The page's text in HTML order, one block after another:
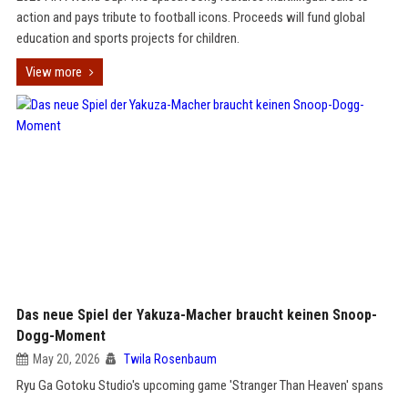
action and pays tribute to football icons. Proceeds will fund global
education and sports projects for children.
View more
Das neue Spiel der Yakuza-Macher braucht keinen Snoop-
Dogg-Moment
May 20, 2026 Twila Rosenbaum
Ryu Ga Gotoku Studio's upcoming game 'Stranger Than Heaven' spans